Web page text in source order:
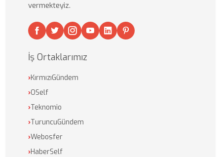
vermekteyiz.
İş Ortaklarımız
›KırmızıGündem
›OSelf
›Teknomio
›TuruncuGündem
›Webosfer
›HaberSelf